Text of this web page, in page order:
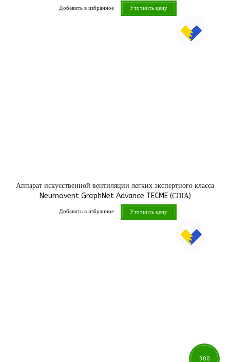
Добавить в избранное Уточнить цену
Аппарат искусственной вентиляции легких экспертного класса
Neumovent GraphNet Advance TECME (США)
Добавить в избранное Уточнить цену
300